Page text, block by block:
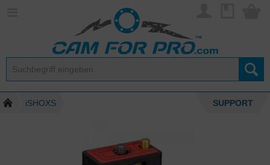
iSHOXS SUPPORT